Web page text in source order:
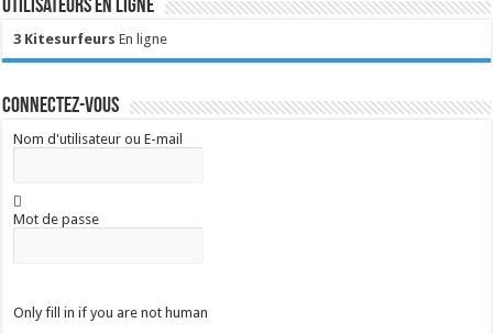
Utilisateurs en ligne
3 Kitesurfeurs En ligne
Connectez-vous
Nom d'utilisateur ou E-mail
Mot de passe
Only fill in if you are not human